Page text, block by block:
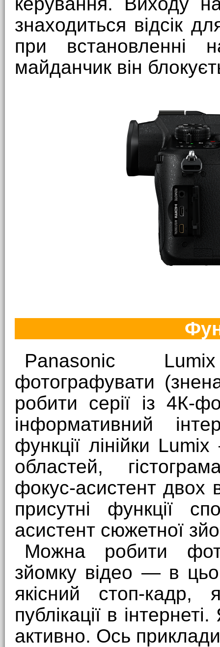
знаходиться відсік
при встановленні
майданчик він
Panasonic
фотографувати
робити серії із 4К-
інформативний
функції лінійки
областей,
фокус-асистент двох
присутні функції
асистент сюжетної
Можна робити
зйомку відео — в
якісний стоп-кадр,
публікації в
активно. Ось